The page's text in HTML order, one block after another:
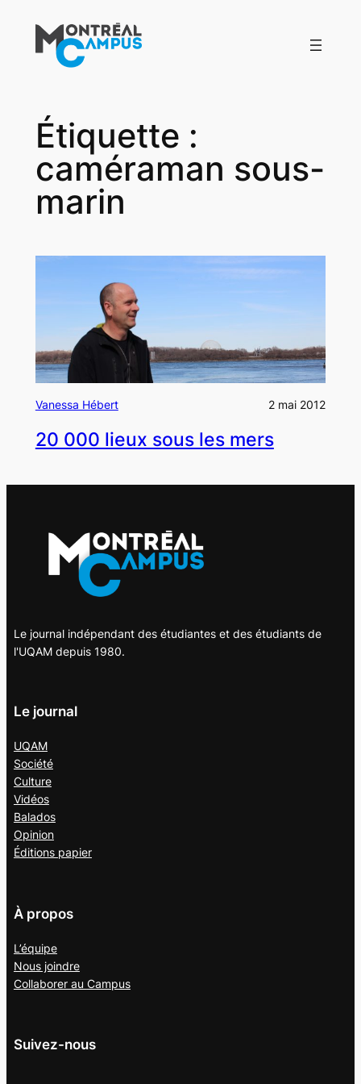
contenu
Étiquette :
caméraman sous-
marin
Vanessa Hébert 2 mai 2012
20 000 lieux sous les mers
Le journal indépendant des étudiantes et des étudiants de
l'UQAM depuis 1980.
Le journal
UQAM
Société
Culture
Vidéos
Balados
Opinion
Éditions papier
À propos
L’équipe
Nous joindre
Collaborer au Campus
Suivez-nous